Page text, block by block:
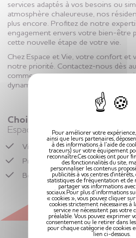
services adaptés à vos besoins ou
atmosphère chaleureuse, nos
plus encore. Profitez de notre
engagement envers votre bien-être
cette nouvelle étape de votre vie.
Chez Espace et Vie, votre confort et
notre priorité. Contactez-nous dès
commencer votre voyage vers une
dynamique (si vous le souhaitez) et
Choisir la vie en résidence
Espace et Vie
Vivre dans un logement senior,
Préserver son rythme de vie
Bénéficier deservices adaptés
Pour améliorer votre expérience,
ainsi que leurs partenaires,
à des informations à l’aide de
traceurs) sur votre équipement
reconnaître.Ces cookies ont pour
des fonctionnalités du site,
personnaliser les contenus
publicités à vos centres d'intérêts,
statistiques de fréquentation et de
partager vos informations
sociaux.Pour plus d’informations
« cookies », vous pouvez cliquer
cookies strictement nécessaires à
service ne nécessitent pas votre
préalable. Vous pouvez exprimer
consentement ou le retirer dans
pour chaque catégorie de cookies
lien ci-dessous.